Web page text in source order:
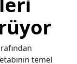
temel